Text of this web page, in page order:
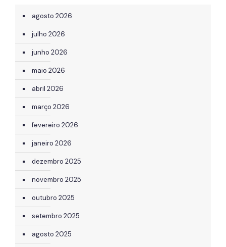
agosto 2026
julho 2026
junho 2026
maio 2026
abril 2026
março 2026
fevereiro 2026
janeiro 2026
dezembro 2025
novembro 2025
outubro 2025
setembro 2025
agosto 2025